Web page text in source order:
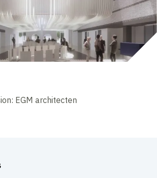
EGM architecten